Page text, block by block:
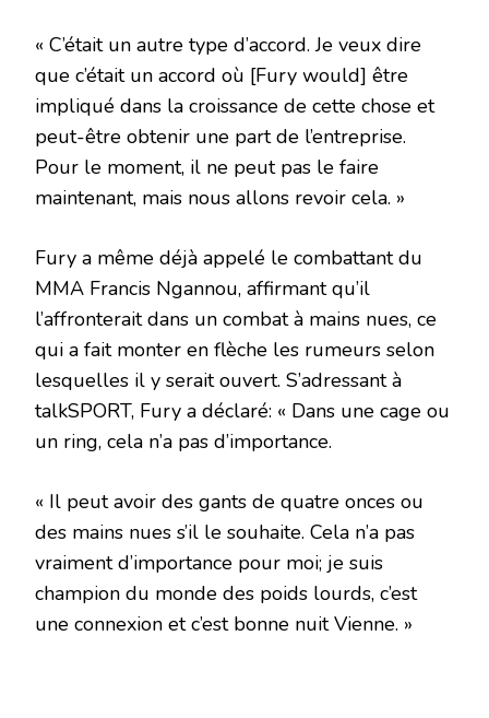
« C’était un autre type d’accord. Je veux dire
que c’était un accord où [Fury would] être
impliqué dans la croissance de cette chose et
peut-être obtenir une part de l’entreprise.
Pour le moment, il ne peut pas le faire
maintenant, mais nous allons revoir cela. »
Fury a même déjà appelé le combattant du
MMA Francis Ngannou, affirmant qu’il
l’affronterait dans un combat à mains nues, ce
qui a fait monter en flèche les rumeurs selon
lesquelles il y serait ouvert. S’adressant à
talkSPORT, Fury a déclaré: « Dans une cage ou
un ring, cela n’a pas d’importance.
« Il peut avoir des gants de quatre onces ou
des mains nues s’il le souhaite. Cela n’a pas
vraiment d’importance pour moi; je suis
champion du monde des poids lourds, c’est
une connexion et c’est bonne nuit Vienne. »